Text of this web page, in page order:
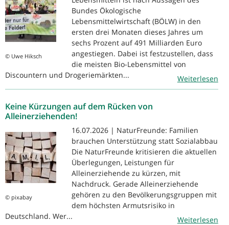
© Uwe Hiksch
Bundes Ökologische
Lebensmittelwirtschaft (BÖLW) in den
ersten drei Monaten dieses Jahres um
sechs Prozent auf 491 Milliarden Euro
angestiegen. Dabei ist festzustellen, dass
die meisten Bio-Lebensmittel von
Discountern und Drogeriemärkten...
Weiterlesen
Keine Kürzungen auf dem Rücken von
Alleinerziehenden!
© pixabay
16.07.2026 | NaturFreunde: Familien
brauchen Unterstützung statt Sozialabbau
Die NaturFreunde kritisieren die aktuellen
Überlegungen, Leistungen für
Alleinerziehende zu kürzen, mit
Nachdruck. Gerade Alleinerziehende
gehören zu den Bevölkerungsgruppen mit
dem höchsten Armutsrisiko in
Deutschland. Wer...
Weiterlesen